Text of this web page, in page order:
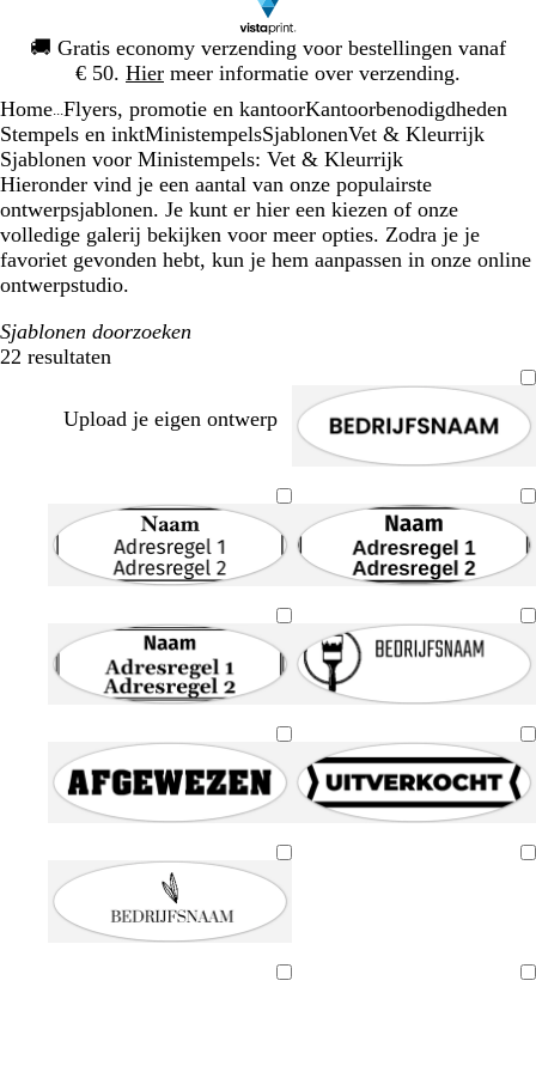
🚚 Gratis economy verzending voor bestellingen vanaf
€ 50. Hier meer informatie over verzending.
1
Home Flyers, promotie en kantoorKantoorbenodigdheden
Stempels en inktMinistempelsSjablonenVet & Kleurrijk
Sjablonen voor Ministempels: Vet & Kleurrijk
Hieronder vind je een aantal van onze populairste
ontwerpsjablonen. Je kunt er hier een kiezen of onze
volledige galerij bekijken voor meer opties. Zodra je je
favoriet gevonden hebt, kun je hem aanpassen in onze online
ontwerpstudio.
Sjablonen doorzoeken
22 resultaten
Filters
Upload je eigen ontwerp